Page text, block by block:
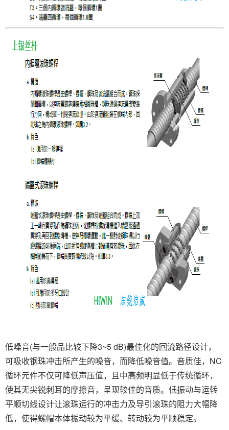
低噪音(与一般品比较下降3~5 dB)最佳化的回流路径设计，
可吸收钢珠冲击所产生的噪音，而降低噪音值。音质佳，NC
循环元件不仅可降低声压值，且中高频明显低于传统循环，
使其无尖锐刺耳的摩擦音，呈现较佳的音质。低振动与运转
平顺切线设计让滚珠运行的冲击力及导引滚珠的阻力大幅降
低，使得螺帽本体振动较为平缓、转动较为平顺稳定。